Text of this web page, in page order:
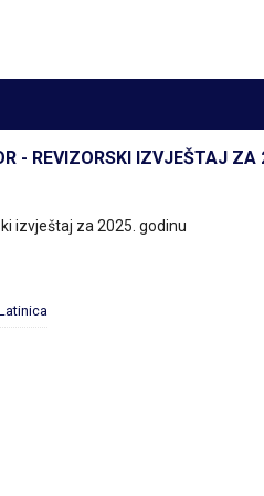
- REVIZORSKI IZVJEŠTAJ ZA
izvještaj za 2025. godinu